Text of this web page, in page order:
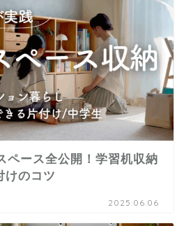
ペース全公開！学習机収納
けのコツ
2025.06.06